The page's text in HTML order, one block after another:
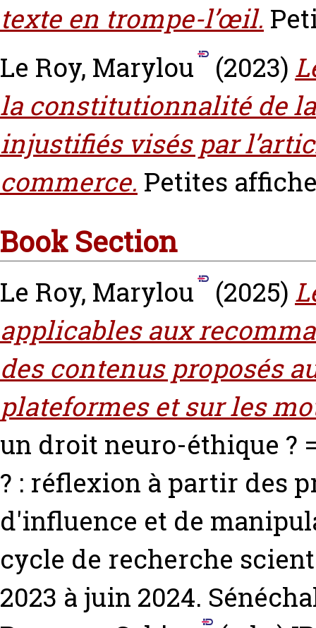
texte en trompe-l’œil.
Le Roy, Marylou
(2023)
la constitutionnalité de
injustifiés visés par
commerce. Petites
Book Section
Le Roy, Marylou (2025)
applicables aux
des contenus proposés
plateformes et sur les
un droit neuro-éthique ?
? : réflexion à partir des
d'influence et de
cycle de recherche
2023 à juin 2024.